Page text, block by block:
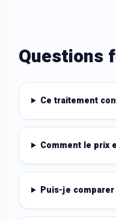
Questions
Ce traitement
Comment le prix
Puis-je